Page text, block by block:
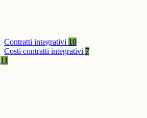
Contratti integrativi 10
Costi contratti integrativi 7
11